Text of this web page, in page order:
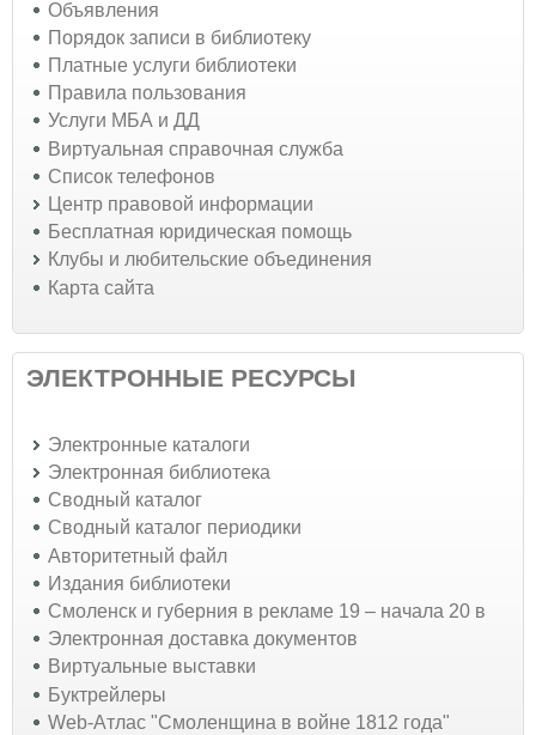
Объявления
Порядок записи в библиотеку
Платные услуги библиотеки
Правила пользования
Услуги МБА и ДД
Виртуальная справочная служба
Список телефонов
Центр правовой информации
Бесплатная юридическая помощь
Клубы и любительские объединения
Карта сайта
ЭЛЕКТРОННЫЕ РЕСУРСЫ
Электронные каталоги
Электронная библиотека
Сводный каталог
Сводный каталог периодики
Авторитетный файл
Издания библиотеки
Смоленск и губерния в рекламе 19 – начала 20 в
Электронная доставка документов
Виртуальные выставки
Буктрейлеры
Web-Атлас "Смоленщина в войне 1812 года"